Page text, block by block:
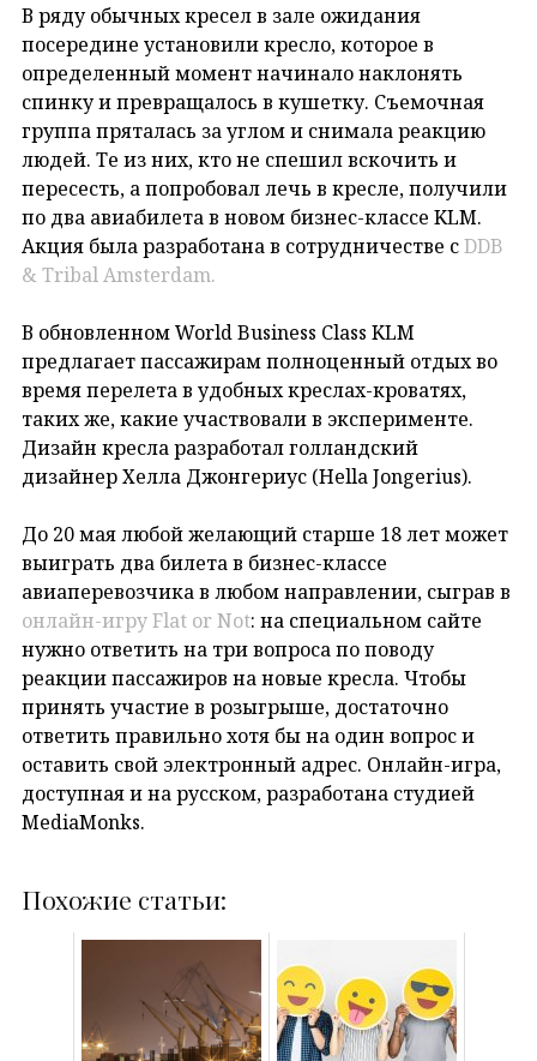
В ряду обычных кресел в зале ожидания
посередине установили кресло, которое в
определенный момент начинало наклонять
спинку и превращалось в кушетку. Съемочная
группа пряталась за углом и снимала реакцию
людей. Те из них, кто не спешил вскочить и
пересесть, а попробовал лечь в кресле, получили
по два авиабилета в новом бизнес-классе KLM.
Акция была разработана в сотрудничестве сDDB
& Tribal Amsterdam.
В обновленном World Business Class KLM
предлагает пассажирам полноценный отдых во
время перелета в удобных креслах-кроватях,
таких же, какие участвовали в эксперименте.
Дизайн кресла разработал голландский
дизайнер Хелла Джонгериус (Hella Jongerius).
До 20 мая любой желающий старше 18 лет может
выиграть два билета в бизнес-классе
авиаперевозчика в любом направлении, сыграв в
онлайн-игру Flat or Not: на специальном сайте
нужно ответить на три вопроса по поводу
реакции пассажиров на новые кресла. Чтобы
принять участие в розыгрыше, достаточно
ответить правильно хотя бы на один вопрос и
оставить свой электронный адрес. Онлайн-игра,
доступная и на русском, разработана студией
MediaMonks.
Похожие статьи: